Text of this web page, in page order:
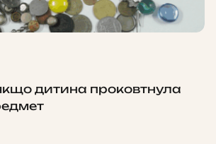
дитина проковтнула